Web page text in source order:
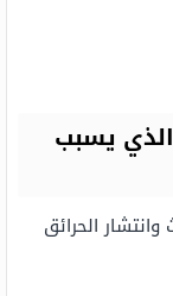
يسبب
الحرائق